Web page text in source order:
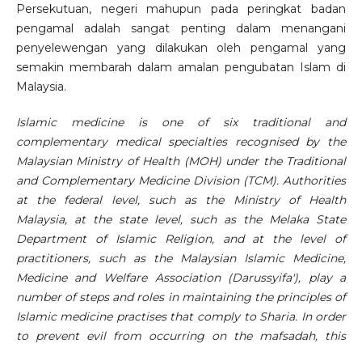
Persekutuan, negeri mahupun pada peringkat badan
pengamal adalah sangat penting dalam menangani
penyelewengan yang dilakukan oleh pengamal yang
semakin membarah dalam amalan pengubatan Islam di
Malaysia.
Islamic medicine is one of six traditional and
complementary medical specialties recognised by the
Malaysian Ministry of Health (MOH) under the Traditional
and Complementary Medicine Division (TCM). Authorities
at the federal level, such as the Ministry of Health
Malaysia, at the state level, such as the Melaka State
Department of Islamic Religion, and at the level of
practitioners, such as the Malaysian Islamic Medicine,
Medicine and Welfare Association (Darussyifa'), play a
number of steps and roles in maintaining the principles of
Islamic medicine practises that comply to Sharia. In order
to prevent evil from occurring on the mafsadah, this